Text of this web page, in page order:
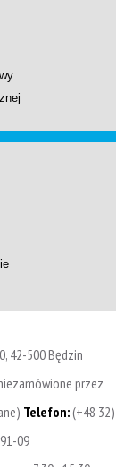
42-500 Będzin
przez
Telefon:(+48 32)
09